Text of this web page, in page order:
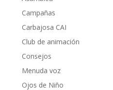
Campañas
Carbajosa CAI
Club de animación
Consejos
Menuda voz
Ojos de Niño